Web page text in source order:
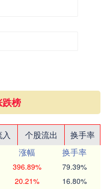
榜
个股流出
换手率
涨幅
换手率
396.89% 79.39%
20.21% 16.80%